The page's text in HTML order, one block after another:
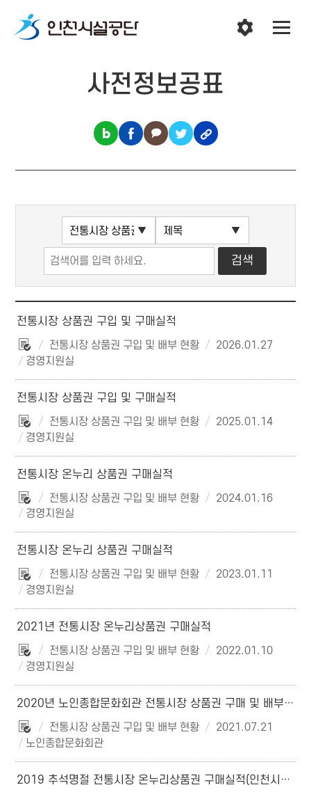
사전정보공표
전통시장 상품권 구입 및 구매실적
전통시장 상품권 구입 및 배부 현황
2026.01.27
경영지원실
전통시장 상품권 구입 및 구매실적
전통시장 상품권 구입 및 배부 현황
2025.01.14
경영지원실
전통시장 온누리 상품권 구매실적
전통시장 상품권 구입 및 배부 현황
2024.01.16
경영지원실
전통시장 온누리 상품권 구매실적
전통시장 상품권 구입 및 배부 현황
2023.01.11
경영지원실
2021년 전통시장 온누리상품권 구매실적
전통시장 상품권 구입 및 배부 현황
2022.01.10
경영지원실
2020년 노인종합문화회관 전통시장 상품권 구매 및 배부 현황
전통시장 상품권 구입 및 배부 현황
2021.07.21
노인종합문화회관
2019 추석명절 전통시장 온누리상품권 구매실적(인천시설공단)